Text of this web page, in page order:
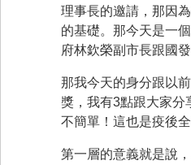
理事長的邀請，那因
的基礎。那今天是一
府林欽榮副市長跟國
那我今天的身分跟以
獎，我有3點跟大家分
不簡單！這也是疫後
第一層的意義就是說